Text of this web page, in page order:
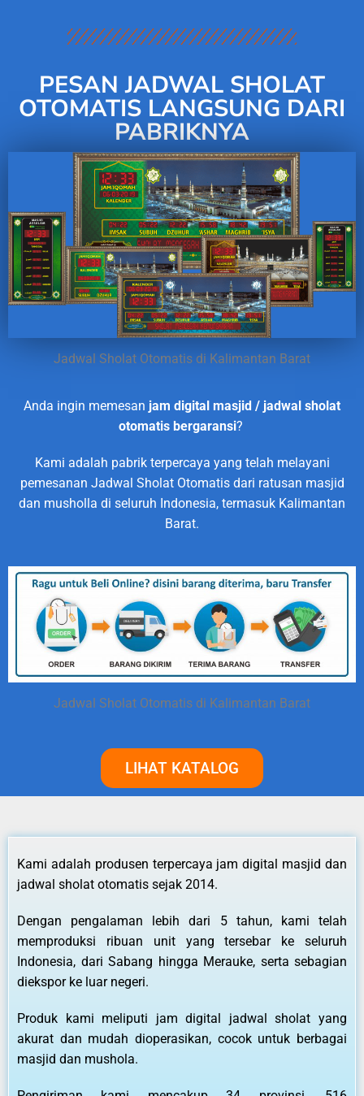
PESAN JADWAL SHOLAT
OTOMATIS LANGSUNG DARI
PABRIKNYA
Jadwal Sholat Otomatis di Kalimantan Barat
Anda ingin memesan jam digital masjid / jadwal sholat
otomatis bergaransi?
Kami adalah pabrik terpercaya yang telah melayani
pemesanan Jadwal Sholat Otomatis dari ratusan masjid
dan musholla di seluruh Indonesia, termasuk Kalimantan
Barat.
Jadwal Sholat Otomatis di Kalimantan Barat
LIHAT KATALOG
Kami adalah produsen terpercaya jam digital masjid dan
jadwal sholat otomatis sejak 2014.
Dengan pengalaman lebih dari 5 tahun, kami telah
memproduksi ribuan unit yang tersebar ke seluruh
Indonesia, dari Sabang hingga Merauke, serta sebagian
diekspor ke luar negeri.
Produk kami meliputi jam digital jadwal sholat yang
akurat dan mudah dioperasikan, cocok untuk berbagai
masjid dan mushola.